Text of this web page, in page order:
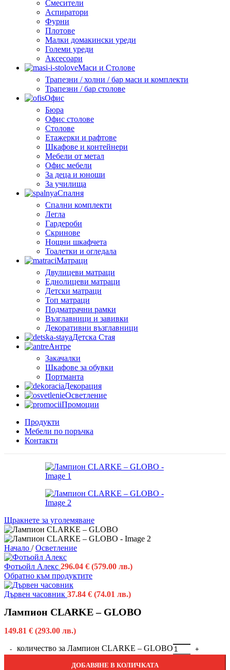
Смесители
Аспиратори
Фурни
Плотове
Малки домакински уреди
Големи уреди
Аксесоари
Маси и Столове
Трапезни / холни / бар маси и комплекти
Трапезни / бар столове
Офис
Бюра
Офис столове
Столове
Етажерки и рафтове
Шкафове и контейнери
Мебели от метал
Офис мебели
За деца и юноши
За училища
Спалня
Спални комплекти
Легла
Гардероби
Скринове
Нощни шкафчета
Тоалетки и огледала
Матраци
Двулицеви матраци
Еднолицеви матраци
Детски матраци
Топ матраци
Подматрачни рамки
Възглавници и завивки
Декоративни възглавници
Детска Стая
Антре
Закачалки
Шкафове за обувки
Портманта
Декорация
Осветление
Промоции
Продукти
Мебели по поръчка
Контакти
Щракнете за уголемяване
Начало / Осветление
Фотьойл Алекс 296.04 € (579.00 лв.)
Обратно към продуктите
Дървен часовник 37.84 € (74.01 лв.)
Лампион CLARKE – GLOBO
149.81 € (293.00 лв.)
количество за Лампион CLARKE – GLOBO
ДОБАВЯНЕ В КОЛИЧКАТА